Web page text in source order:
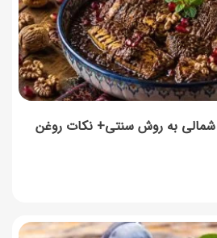
به روش سنتی+ نکات روغن